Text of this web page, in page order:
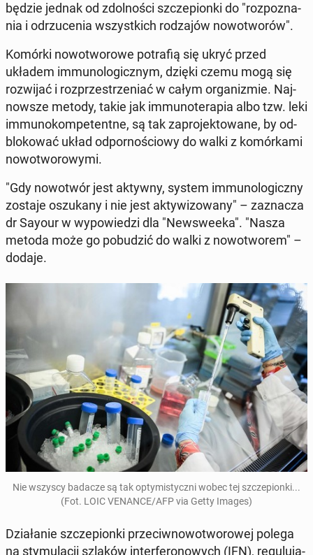
będzie jednak od zdol­no­ści szcze­pion­ki do "roz­po­zna­
nia i od­rzu­ce­nia wszyst­kich ro­dza­jów no­wo­two­rów".
Komórki no­wo­two­ro­we po­tra­fią się ukryć przed
układem im­mu­no­lo­gicz­nym, dzięki czemu mogą się
roz­wi­jać i roz­prze­strze­niać w całym or­ga­ni­zmie. Naj­
now­sze metody, takie jak im­mu­no­te­ra­pia albo tzw. leki
im­mu­no­kom­pe­tent­ne, są tak za­pro­jek­to­wa­ne, by od­
blo­ko­wać układ od­por­no­ścio­wy do walki z ko­mór­ka­mi
no­wo­two­ro­wy­mi.
"Gdy no­wo­twór jest aktywny, system im­mu­no­lo­gicz­ny
zostaje oszu­ka­ny i nie jest ak­ty­wi­zo­wa­ny" – za­zna­cza
dr Sayour w wy­po­wie­dzi dla "New­swe­eka". "Nasza
metoda może go po­bu­dzić do walki z no­wo­two­rem" –
dodaje.
Nie wszyscy badacze są tak opty­mi­stycz­ni wobec tej szcze­pion­ki...
(Fot. LOIC VENANCE/AFP via Getty Images)
Dzia­ła­nie szcze­pion­ki prze­ciw­no­wo­two­ro­wej polega
na sty­mu­la­cji szlaków in­ter­fe­ro­no­wych (IFN), re­gu­lu­ją­